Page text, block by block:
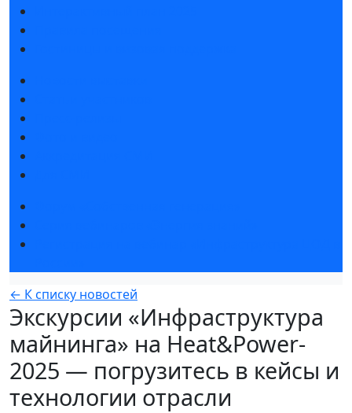
← К списку новостей
Экскурсии «Инфраструктура
майнинга» на Heat&Power-
2025 — погрузитесь в кейсы и
технологии отрасли